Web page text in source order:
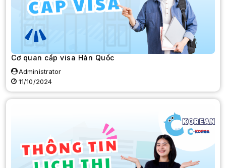
Cơ quan cấp visa Hàn Quốc
Administrator
11/10/2024